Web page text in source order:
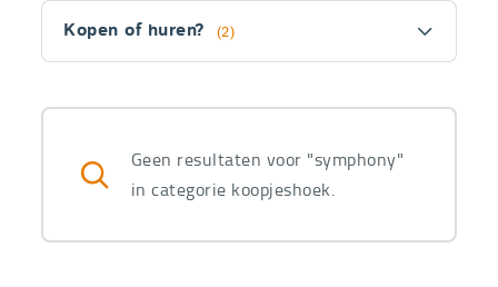
section
Kopen of huren? (2)
Producten
Geen resultaten voor "symphony"
in categorie koopjeshoek.